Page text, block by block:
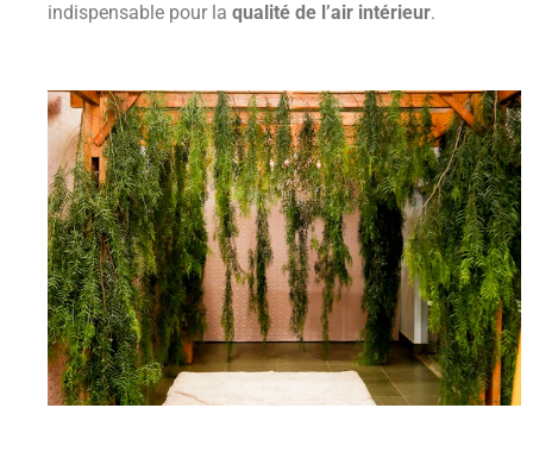
indispensable pour la qualité de l’air intérieur.